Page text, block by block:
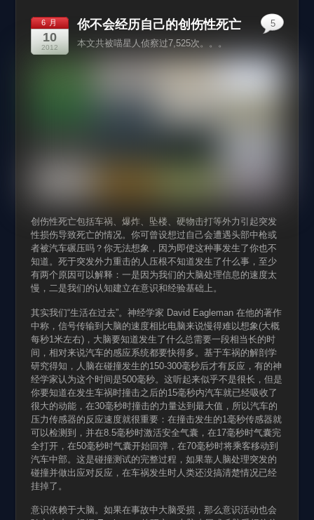
6 月
10
2012
你不会经历自己的创伤性死亡
本文共被喵星人侦察过7,525次。。。
创伤性死亡包括车祸、爆炸、坠楼、硬物击打等外力引起突发
性损伤导致死亡的情况。你可曾设想过自己会遭遇头部中枪或
者被汽车碾压吗？你无法想象，因为即使这种事发生了你也不
知道。死于突发外力重击的人压根不知道发生了什么事，至少
有两个原因可以解释：一是因为我们的大脑处理信息的速度太
慢，二是我们的认知建立在意识和经验基础上。
其实我们“生活在过去”。神经学家 David Eagleman 在他的著作
中称，信号传输到大脑的速度相比电脑来说慢得难以想象(大概
每秒1米左右)，大脑要知道发生了什么总需要一段相当长的时
间，相对来说汽车的感应系统都要快得多。基于车祸的解剖学
研究得知，人脑在碰撞发生的150-300毫秒后才有反应，有的神
经学家认为这个时间是500毫秒。这听起来似乎不是很长，但是
你要知道在发生车祸时撞击之后的15毫秒内汽车就已经吸收了
很大的动能，在30毫秒时撞击的力量达到最大值，所以汽车的
压力传感器的反应速度就很重要：在撞击发生的1毫秒传感器就
可以检测到，并在8.5毫秒时激活安全气囊，在17毫秒时气囊完
全打开，在50毫秒时气囊开始回弹，在70毫秒时将乘客移动到
汽车中部。这是碰撞测试的完整过程，如果靠人脑处理突发的
碰撞并做出应对反应，在车祸发生时人类还没搞清楚情况已经
挂掉了。
意识依赖于大脑。如果在事故中大脑受损，那么意识活动也会
5